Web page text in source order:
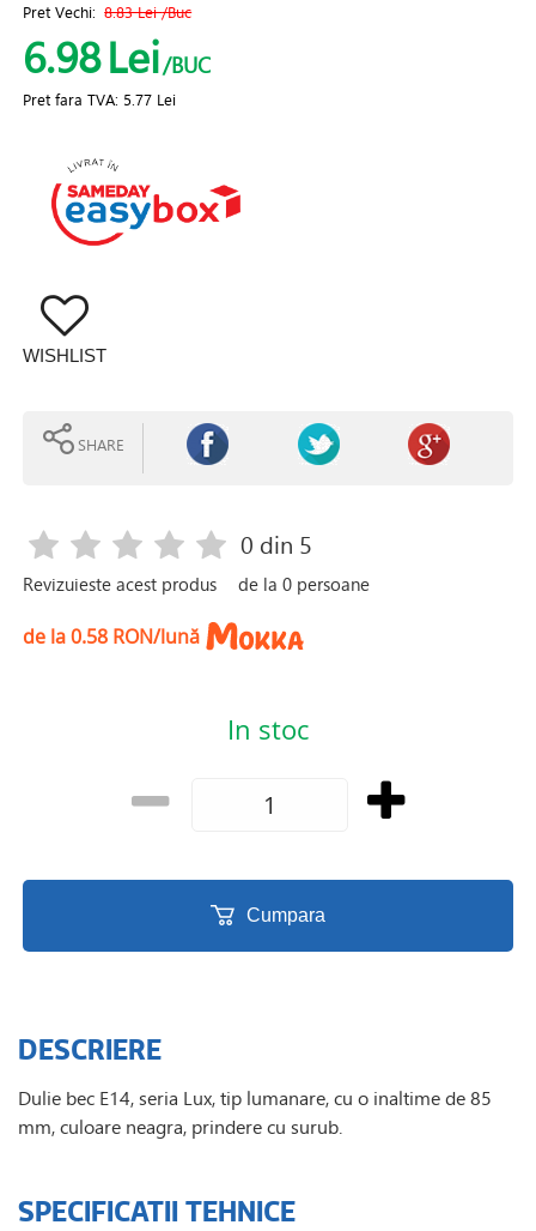
Pret Vechi: 8.83 Lei/Buc
6.98Lei/BUC
Pret fara TVA: 5.77 Lei
WISHLIST
SHARE
Revizuieste acest produs
0 din 5
de la0 persoane
de la 0.58 RON/lună
In stoc
Cumpara
DESCRIERE
Dulie bec E14, seria Lux, tip lumanare, cu o inaltime de 85
mm, culoare neagra, prindere cu surub.
SPECIFICATII TEHNICE